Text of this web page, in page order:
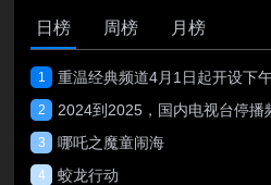
日榜 周榜 月榜
1 重温经典频道4月1日起开设下
2 2024到2025，国内电视台停播
3 哪吒之魔童闹海
4 蛟龙行动